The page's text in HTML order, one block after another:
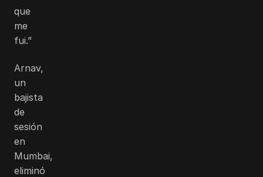
que
me
fui.”
Arnav,
un
bajista
de
sesión
en
Mumbai,
eliminó